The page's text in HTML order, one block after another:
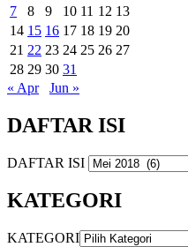
7
8 9 10 11 12 13
14 15 16 17 18 19 20
21 22 23 24 25 26 27
28 29 30 31
« Apr
Jun »
DAFTAR ISI
DAFTAR ISI
KATEGORI
KATEGORI